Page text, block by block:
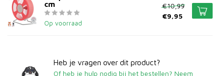
cm
Op voorraad
€10,99
€9,95
Heb je vragen over dit product?
Of heb je hulp nodig bij het bestellen? Neem